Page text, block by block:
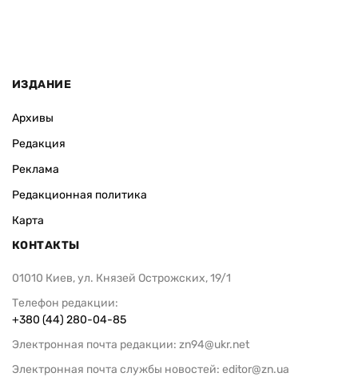
ИЗДАНИЕ
Архивы
Редакция
Реклама
Редакционная политика
Карта
КОНТАКТЫ
01010 Киев, ул. Князей Острожских, 19/1
Телефон редакции:
+380 (44) 280-04-85
Электронная почта редакции: zn94@ukr.net
Электронная почта службы новостей: editor@zn.ua